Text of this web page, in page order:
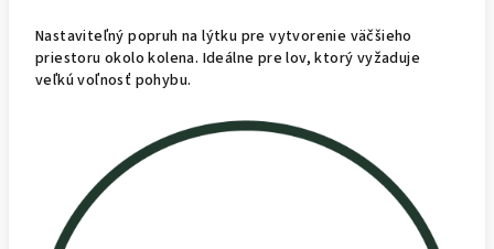
Nastaviteľný popruh na lýtku pre vytvorenie väčšieho
priestoru okolo kolena. Ideálne pre lov, ktorý vyžaduje
veľkú voľnosť pohybu.